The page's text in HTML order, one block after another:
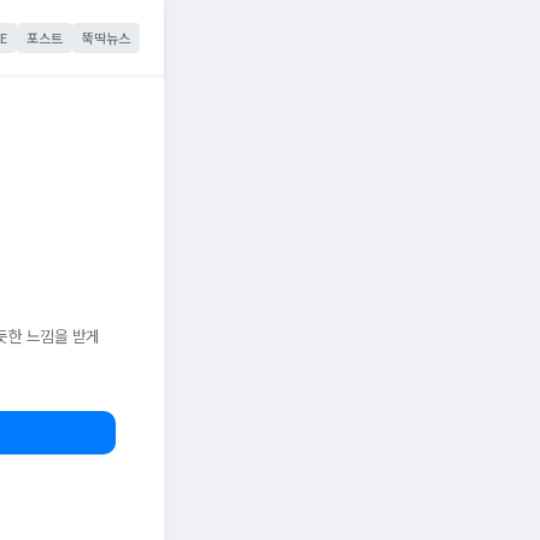
포스트 뚝딱뉴스
한 느낌을 받게